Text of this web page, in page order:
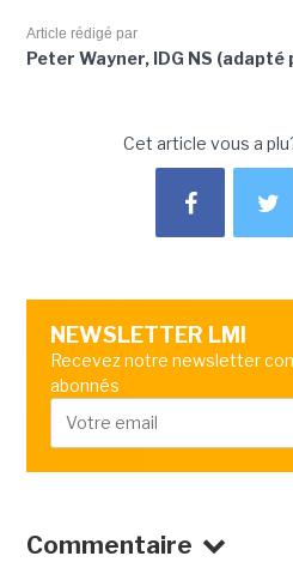
Article rédigé par
Peter Wayner, IDG NS
Cet article vous a
NEWSLETTER LMI
Recevez notre newsletter
abonnés
Commentaire